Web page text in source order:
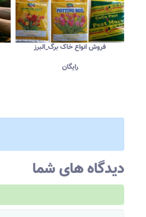
فروش انواع خاک برگ_البرز
رایگان
دیدگاه های شما